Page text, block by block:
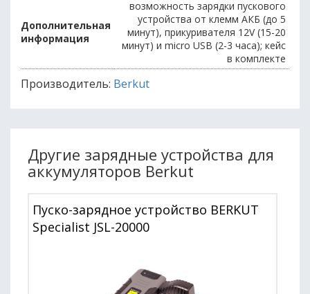
Дополнительная
информация
возможность зарядки пускового
устройства от клемм АКБ (до 5
минут), прикуривателя 12V (15-20
минут) и micro USB (2-3 часа); кейс
в комплекте
Производитель: Berkut
Другие зарядные устройства для
аккумуляторов Berkut
Пуско-зарядное устройство BERKUT
Specialist JSL-20000